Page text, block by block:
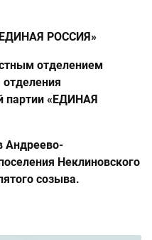
РОССИЯ»
отделением
партии «ЕДИНАЯ
Андреево-
Неклиновского
созыва.